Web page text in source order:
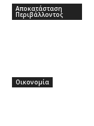
Αποκατάσταση
Περιβάλλοντος
Οικονομία